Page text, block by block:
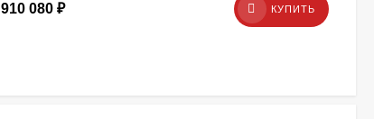
910 080 ₽ КУПИТЬ